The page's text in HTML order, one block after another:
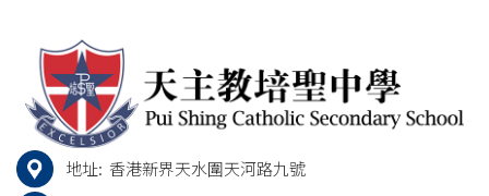
地址: 香港新界天水圍天河路九號